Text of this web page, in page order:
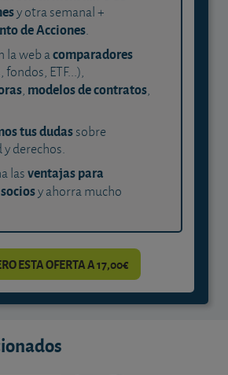
y otra semanal +
de Acciones.
la web acomparadores
fondos, ETF...),
, modelos de contratos,
tus dudassobre
derechos.
lasventajas para
y ahorra mucho
ESTA OFERTA A 17,00€